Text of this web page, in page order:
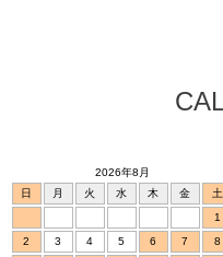
2026年8月
日
月 火 水 木 金
土
1
2
3 4 5 6 7
8